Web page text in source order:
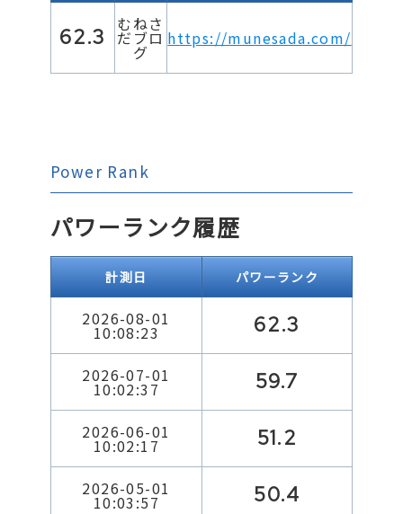
62.3
むねさ
だブロ
グ
https://munesada.com/
Power Rank
パワーランク履歴
計測日 パワーランク
2026-08-01
10:08:23 62.3
2026-07-01
10:02:37 59.7
2026-06-01
10:02:17 51.2
2026-05-01
10:03:57 50.4